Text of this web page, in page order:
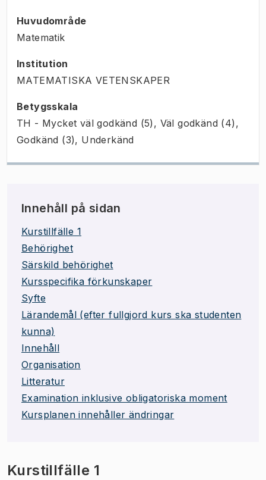
Huvudområde
Matematik
Institution
MATEMATISKA VETENSKAPER
Betygsskala
TH - Mycket väl godkänd (5), Väl godkänd (4),
Godkänd (3), Underkänd
Innehåll på sidan
Kurstillfälle 1
Behörighet
Särskild behörighet
Kursspecifika förkunskaper
Syfte
Lärandemål (efter fullgjord kurs ska studenten
kunna)
Innehåll
Organisation
Litteratur
Examination inklusive obligatoriska moment
Kursplanen innehåller ändringar
Kurstillfälle 1